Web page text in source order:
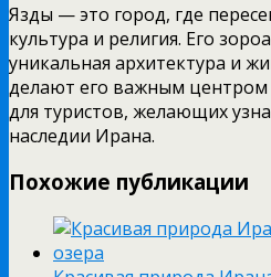
Язды — это город, где
культура и религия. Его
уникальная архитектура и
делают его важным центром
для туристов, желающих
наследии Ирана.
Похожие публикации